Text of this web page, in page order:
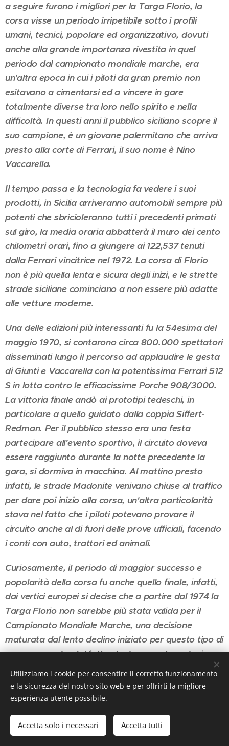
a seguire furono i migliori per la Targa Florio, la
corsa visse un periodo irripetibile sotto i profili
umani, tecnici, popolare ed organizzativo, dovuti
anche alla grande importanza rivestita in quel
periodo dal campionato mondiale marche, era
un'altra epoca in cui i piloti da gran premio non
esitavano a cimentarsi ed a vincere in gare
totalmente diverse tra loro nello spirito e nella
difficoltà. In questi anni il pubblico siciliano scopre il
suo campione, è un giovane palermitano che arriva
presto alla corte di Ferrari, il suo nome è Nino
Vaccarella.
Il tempo passa e la tecnologia fa vedere i suoi
prodotti, in Sicilia arriveranno automobili sempre più
potenti che sbricioleranno tutti i precedenti primati
sul giro, la media oraria abbatterà il muro dei cento
chilometri orari, fino a giungere ai 122,537 tenuti
dalla Ferrari vincitrice nel 1972. La corsa di Florio
non è più quella lenta e sicura degli inizi, e le strette
strade siciliane cominciano a non essere più adatte
alle vetture moderne.
Una delle edizioni più interessanti fu la 54esima del
maggio 1970, si contarono circa 800.000 spettatori
disseminati lungo il percorso ad applaudire le gesta
di Giunti e Vaccarella con la potentissima Ferrari 512
S in lotta contro le efficacissime Porche 908/3000.
La vittoria finale andò ai prototipi tedeschi, in
particolare a quello guidato dalla coppia Siffert-
Redman. Per il pubblico stesso era una festa
partecipare all'evento sportivo, il circuito doveva
essere raggiunto durante la notte precedente la
gara, si dormiva in macchina. Al mattino presto
infatti, le strade Madonite venivano chiuse al traffico
per dare poi inizio alla corsa, un'altra particolarità
stava nel fatto che i piloti potevano provare il
circuito anche al di fuori delle prove ufficiali, facendo
i conti con auto, trattori ed animali.
Curiosamente, il periodo di maggior successo e
popolarità della corsa fu anche quello finale, infatti,
dai vertici europei si decise che a partire dal 1974 la
Targa Florio non sarebbe più stata valida per il
Campionato Mondiale Marche, una decisione
maturata dal lento declino iniziato per questo tipo di
gare, ma anche dal fatto che le nuove tecnologie
esigevano una maggiore sicurezza che il lungo e
tortuoso percorso della vecchia Targa, dove l'abilità
del pilota faceva la differenza, non era più in grado
Quella del '73 fu dunque l'ultima avventura
Utilizziamo i cookie per consentire il corretto funzionamento
e la sicurezza del nostro sito web e per offrirti la migliore
esperienza utente possibile.
Accetta solo i necessari Accetta tutti